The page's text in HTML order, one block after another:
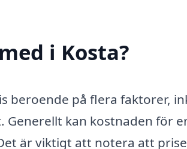
i Kosta?
beroende på flera faktorer,
kan kostnaden för
är viktigt att notera att